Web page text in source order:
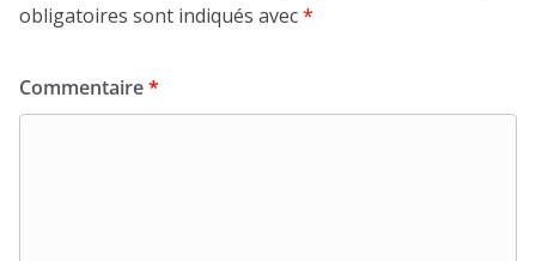
obligatoires sont indiqués avec*
Commentaire*